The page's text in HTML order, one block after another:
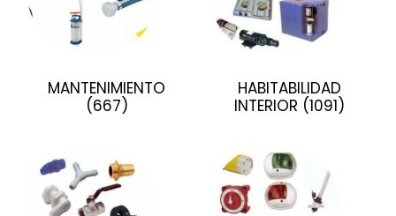
MANTENIMIENTO
(667)
HABITABILIDAD
INTERIOR (1091)